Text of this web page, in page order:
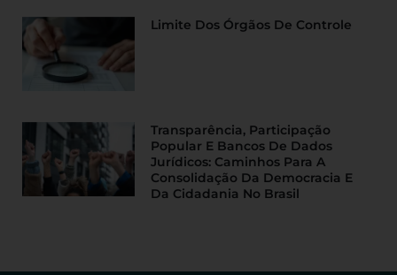
Limite Dos Órgãos De Controle
Transparência, Participação
Popular E Bancos De Dados
Jurídicos: Caminhos Para A
Consolidação Da Democracia E
Da Cidadania No Brasil